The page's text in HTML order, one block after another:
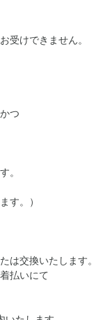
受けできません。
つ
。
す。）
は交換いたします。
払いにて